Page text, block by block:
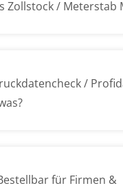
Zollstock / Meterstab
/
für Firmen &